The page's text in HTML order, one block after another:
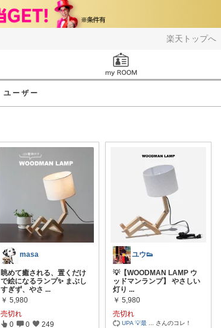
楽天トップへ
ユーザー
masa
眺めて癒される、置くだけ
で絵になるランプ✨ まぶし
すぎず、やさ ...
￥ 5,980
売切れ
0 0 249
ユウ👟
💡【WOODMAN LAMP ウ
ッドマンランプ】 やさしい
灯り ...
￥ 5,980
売切れ
UPA 💡最 さんのコレ！